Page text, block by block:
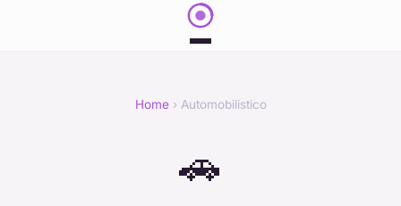
Home› Automobilistico
🚗